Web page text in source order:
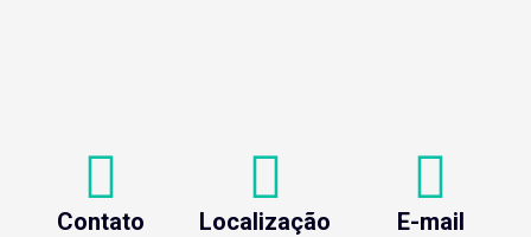
Contato Localização E-mail